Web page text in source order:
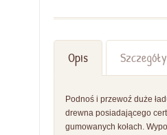
Opis
Podnoś i przewoź duże
drewna posiadającego
gumowanych kołach.